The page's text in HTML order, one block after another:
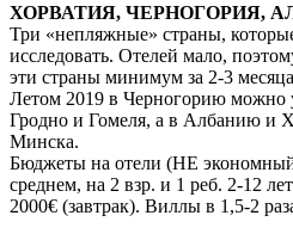
ХОРВАТИЯ, ЧЕРНОГОРИЯ,
Три «непляжные» страны,
исследовать. Отелей мало,
эти страны минимум за 2-3
Летом 2019 в Черногорию можно
Гродно и Гомеля, а в Албанию и
Минска.
Бюджеты на отели (НЕ
среднем, на 2 взр. и 1 реб. 2-12
2000€ (завтрак). Виллы в 1,5-2